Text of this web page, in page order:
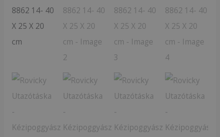
25
X
cm